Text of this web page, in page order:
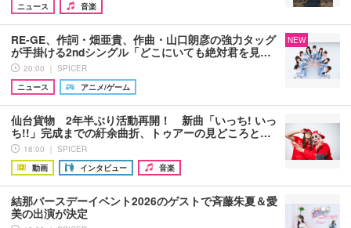
ニュース
音楽
RE-GE、作詞・畑亜貴、作曲・山口朗彦の強力タッグ
が手掛ける2ndシングル「どこにいても絶対君を見…
20:00 ｜ SPICER
ニュース
アニメ/ゲーム
NEW
仙台貨物 2年半ぶり活動再開！ 新曲「いっち! いっ
ち!!」完成までの紆余曲折、トゥアーの見どころと…
18:00 ｜ SPICER
動画
インタビュー 音楽
結那バースデーイベント2026のゲストで斉藤朱夏＆愛
美の出演が決定